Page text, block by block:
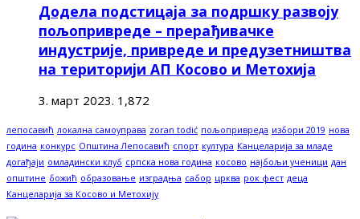
Додела подстицаја за подршку развоју
пољопривреде – прерађивачке
индустрије, привреде и предузетништва
на територији АП Косово и Метохија
3. март 2023. 1,872
лепосавић локална самоуправа zoran todić пољопривреда избори 2019 нова
година конкурс Општина Лепосавић спорт култура Канцеларија за младе
догађаји омладински клуб српска нова година косово најбољи ученици дан
општине божић образовање изградња сабор црква рок фест деца
Канцеларија за Косово и Метохију